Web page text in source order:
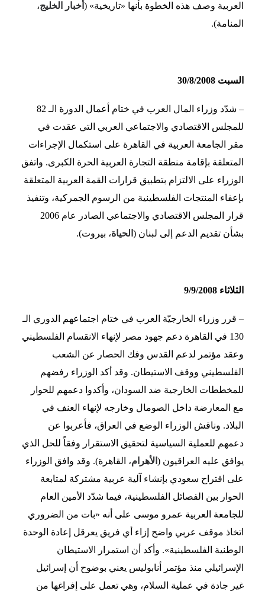
العربية وصف هذه الخطوة بأنها «تاريخية» ( أخبار الخليج،
المنامة).
السبت 30/8/2008
– شدّد وزراء المال العرب في ختام أعمال الدورة الـ 82
للمجلس الاقتصادي والاجتماعي العربي التي عقدت في
مقر الجامعة العربية في القاهرة على استكمال الإجراءات
المتعلقة بإقامة منطقة التجارة العربية الحرة الكبرى. واتفق
الوزراء على الالتزام بتطبيق قرارات القمة العربية المتعلقة
بإعفاء المنتجات الفلسطينية من الرسوم الجمركية، وتنفيذ
قرار المجلس الاقتصادي والاجتماعي الصادر عام 2006
بشأن تقديم الدعم إلى لبنان ( الحياة، بيروت).
الثلاثاء 9/9/2008
– قرر وزراء الخارجيّة العرب في ختام اجتماعهم الدوري الـ
130 في القاهرة دعم جهود مصر لإنهاء الانقسام الفلسطيني
وعقد مؤتمر لدعم القدس وفك الحصار عن الشعب
الفلسطيني ووقف الاستيطان. وقد أكد الوزراء رفضهم
للمخططات الخارجية ضد السودان، وأكدوا دعمهم للحوار
مع المعارضة داخل الصومال وخارجه لإنهاء العنف في
البلاد. وناقش الوزراء الوضع في العراق، فأعربوا عن
دعمهم للعملية السياسية لتحقيق الاستقرار وفقاً للحل الذي
يوافق عليه العراقيون ( الأهرام، القاهرة). وقد وافق الوزراء
على اقتراح سعودي بإنشاء آلية عربية مشتركة لمتابعة
الحوار بين الفصائل الفلسطينية، فيما شدّد الأمين العام
للجامعة العربية عمرو موسى على أنه «بات من الضروري
اتخاذ موقف عربي واضح إزاء أي فريق يعرقل إعادة الوحدة
الوطنية الفلسطينية». وأكد أن استمرار الاستيطان
الإسرائيلي منذ مؤتمر أنابوليس يعني بوضوح أن إسرائيل
غير جادة في عملية السلام، وهي تعمل على إفراغها من